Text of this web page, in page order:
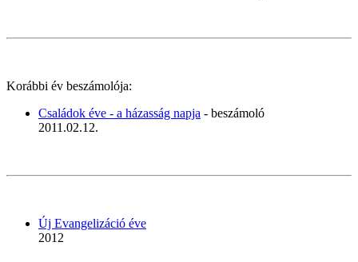
Korábbi év beszámolója:
Családok éve - a házasság napja - beszámoló
2011.02.12.
Új Evangelizáció éve
2012